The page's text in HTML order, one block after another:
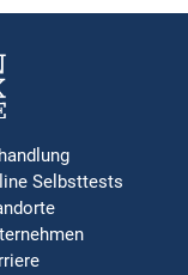
Selbsttests